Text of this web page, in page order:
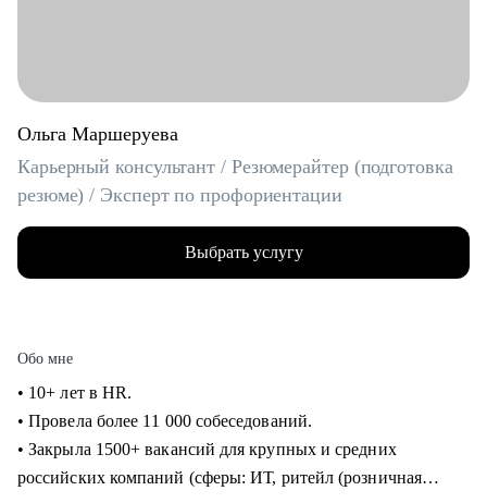
Ольга Маршеруева
Карьерный консультант / Резюмерайтер (подготовка
резюме) / Эксперт по профориентации
Выбрать услугу
Обо мне
• 10+ лет в HR.
• Провела более 11 000 собеседований.
• Закрыла 1500+ вакансий для крупных и средних
российских компаний (сферы: ИТ, ритейл (розничная